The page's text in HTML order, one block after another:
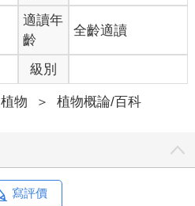
適讀年
齡
全齡適讀
級別
植物 ＞ 植物概論/百科
寫評價